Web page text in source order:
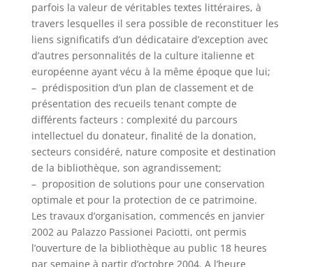
parfois la valeur de véritables textes littéraires, à
travers lesquelles il sera possible de reconstituer les
liens significatifs d’un dédicataire d’exception avec
d’autres personnalités de la culture italienne et
européenne ayant vécu à la même époque que lui;
– prédisposition d’un plan de classement et de
présentation des recueils tenant compte de
différents facteurs : complexité du parcours
intellectuel du donateur, finalité de la donation,
secteurs considéré, nature composite et destination
de la bibliothèque, son agrandissement;
– proposition de solutions pour une conservation
optimale et pour la protection de ce patrimoine.
Les travaux d’organisation, commencés en janvier
2002 au Palazzo Passionei Paciotti, ont permis
l’ouverture de la bibliothèque au public 18 heures
par semaine à partir d’octobre 2004. A l’heure